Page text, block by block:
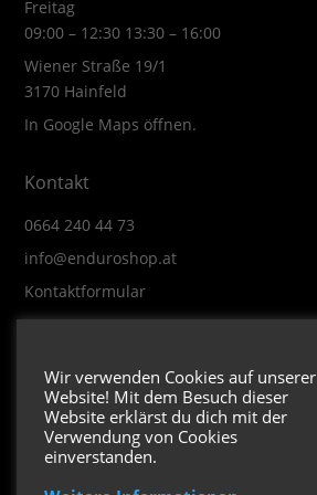
Freitag
09:00 – 12:30 13:30 – 16:00
Wiener Straße 19/1
3170 Hainfeld
In Google Maps öffnen.
Kontakt
0664 240 44 73
info@enduroshop.at
Kontaktformular
Impressum
Datenschutzerklärung
Wir verwenden Cookies auf unserer
Website! Mit dem Besuch dieser
Website erklärst du dich mit der
Verwendung von Cookies
einverstanden.